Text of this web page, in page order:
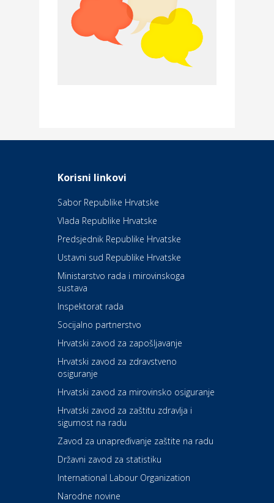
Moda i ljepota
Reinvigora studio za masažu
Daruvarske toplice – ljekovita
Kultura i edukacija
Kazalište Kerempuh
Kultura i edukacija
Kazalište ZKM
Auto-moto i tehnika
Zdravlje i osiguranje
Povoljnosti
Dental Sudar
Dom i dizajn
Euro-vrt – kosilice, motorne
Korisni linkovi
Sabor Republike Hrvatske
Vlada Republike Hrvatske
Predsjednik Republike Hrvatske
Ustavni sud Republike Hrvatske
Ministarstvo rada i mirovinskoga
sustava
Inspektorat rada
Socijalno partnerstvo
Hrvatski zavod za zapošljavanje
Hrvatski zavod za zdravstveno
osiguranje
Hrvatski zavod za mirovinsko osiguranje
Hrvatski zavod za zaštitu zdravlja i
sigurnost na radu
Zavod za unapređivanje zaštite na radu
Državni zavod za statistiku
International Labour Organization
Narodne novine